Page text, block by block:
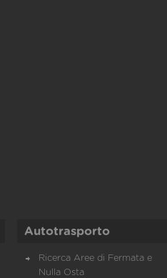
Autotrasporto
Ricerca Aree di Fermata e
Nulla Osta